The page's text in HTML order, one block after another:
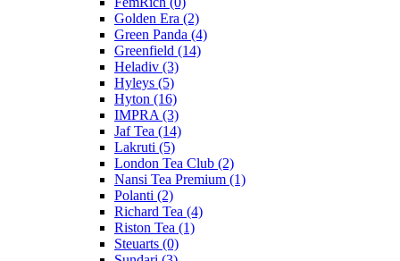
Golden Era (2)
Green Panda (4)
Greenfield (14)
Heladiv (3)
Hyleys (5)
Hyton (16)
IMPRA (3)
Jaf Tea (14)
Lakruti (5)
London Tea Club (2)
Nansi Tea Premium (1)
Polanti (2)
Richard Tea (4)
Riston Tea (1)
Steuarts (0)